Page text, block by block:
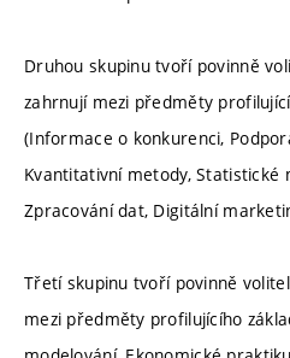
Druhou skupinu tvoří povinně
zahrnují mezi předměty
(Informace o konkurenci,
Kvantitativní metody, Statistické
Zpracování dat, Digitální
Třetí skupinu tvoří povinně
mezi předměty profilujícího